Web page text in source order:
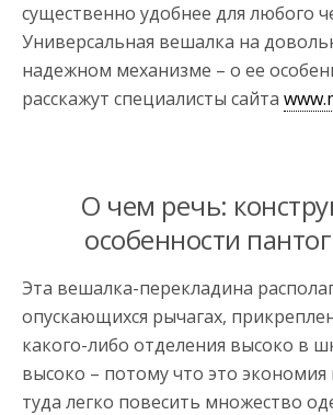
существенно удобнее для любого
Универсальная вешалка на
надежном механизме – о ее
расскажут специалисты сайта
О чем речь:
особенности
Эта вешалка-перекладина
опускающихся рычагах,
какого-либо отделения высоко в
высоко – потому что это экономия
туда легко повесить множество